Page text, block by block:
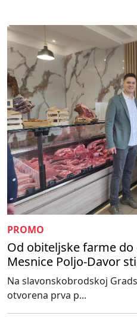
PROMO
Od obiteljske farme
Mesnice Poljo-Davor
Na slavonskobrodskoj
otvorena prva p...